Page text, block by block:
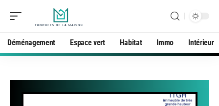
Déménagement Espace vert Habitat Immo Intérieur